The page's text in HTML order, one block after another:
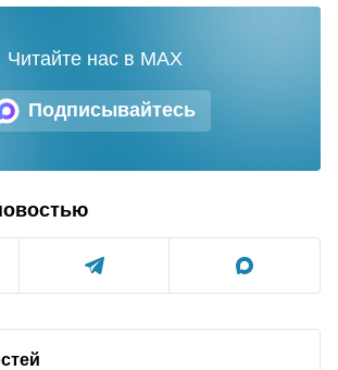
Подписывайтесь
Читайте нас в MAX